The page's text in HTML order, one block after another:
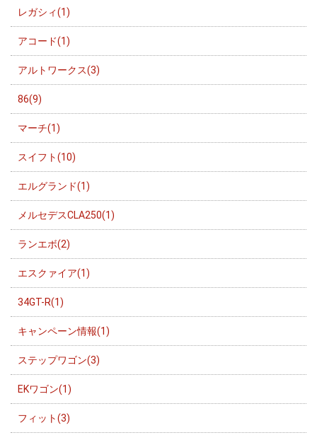
レガシィ(1)
アコード(1)
アルトワークス(3)
86(9)
マーチ(1)
スイフト(10)
エルグランド(1)
メルセデスCLA250(1)
ランエボ(2)
エスクァイア(1)
34GT-R(1)
キャンペーン情報(1)
ステップワゴン(3)
EKワゴン(1)
フィット(3)